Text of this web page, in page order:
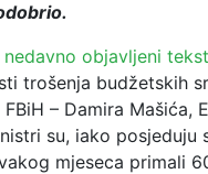
nedavno objavljeni tekst
trošenja budžetskih
– Damira Mašića,
su, iako posjeduju
mjeseca primali